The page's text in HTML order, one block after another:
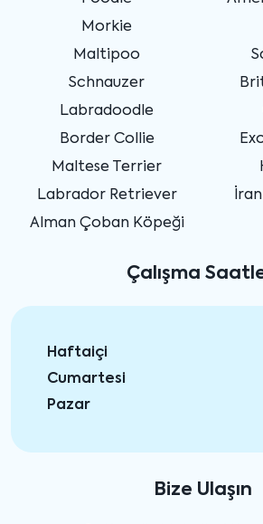
Morkie
Maltipoo
Schnauzer
Labradoodle
Border Collie
Maltese Terrier
Labrador Retriever
Alman Çoban Köpeği
Çalışma
Haftaiçi
Cumartesi
Pazar
Bize Ulaşın